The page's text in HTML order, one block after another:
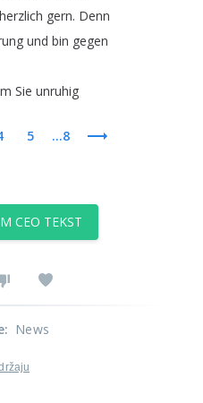
herzlich gern. Denn
und bin gegen
Sie unruhig
5 ...8
CEO TEKST
: News